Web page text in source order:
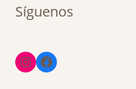
Síguenos